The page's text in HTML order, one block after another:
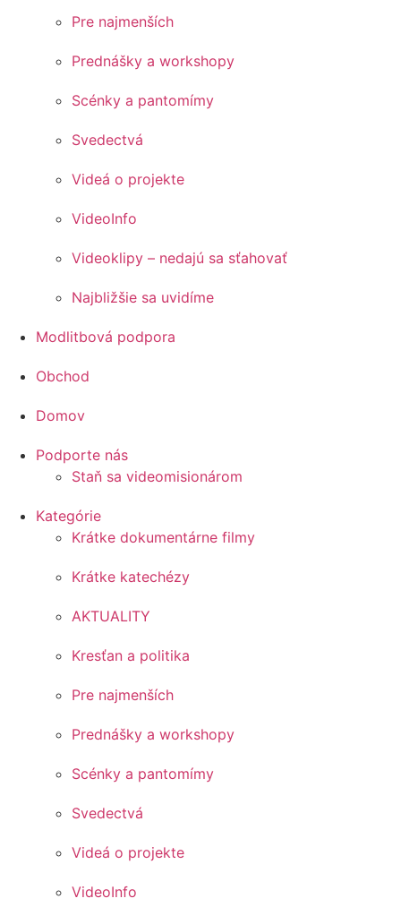
Pre najmenších
Prednášky a workshopy
Scénky a pantomímy
Svedectvá
Videá o projekte
VideoInfo
Videoklipy – nedajú sa sťahovať
Najbližšie sa uvidíme
Modlitbová podpora
Obchod
Domov
Podporte nás
Staň sa videomisionárom
Kategórie
Krátke dokumentárne filmy
Krátke katechézy
AKTUALITY
Kresťan a politika
Pre najmenších
Prednášky a workshopy
Scénky a pantomímy
Svedectvá
Videá o projekte
VideoInfo